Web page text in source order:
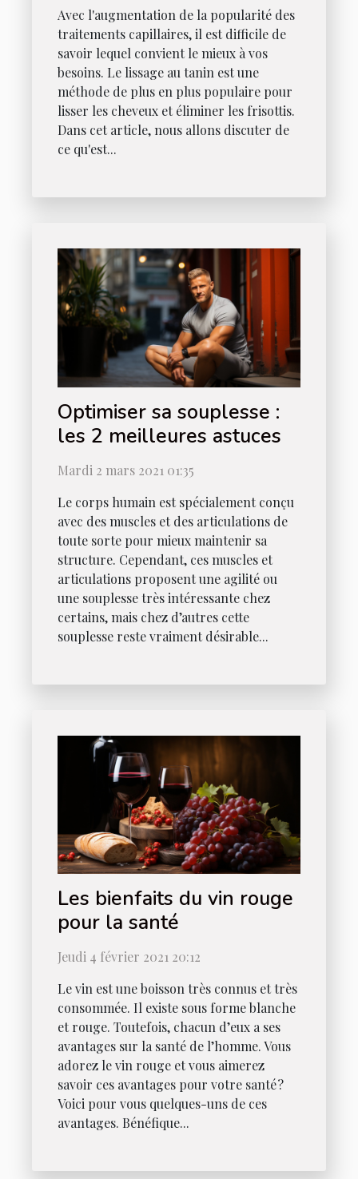
Avec l'augmentation de la popularité des
traitements capillaires, il est difficile de
savoir lequel convient le mieux à vos
besoins. Le lissage au tanin est une
méthode de plus en plus populaire pour
lisser les cheveux et éliminer les frisottis.
Dans cet article, nous allons discuter de
ce qu'est...
Optimiser sa souplesse :
les 2 meilleures astuces
Mardi 2 mars 2021 01:35
Le corps humain est spécialement conçu
avec des muscles et des articulations de
toute sorte pour mieux maintenir sa
structure. Cependant, ces muscles et
articulations proposent une agilité ou
une souplesse très intéressante chez
certains, mais chez d’autres cette
souplesse reste vraiment désirable...
Les bienfaits du vin rouge
pour la santé
Jeudi 4 février 2021 20:12
Le vin est une boisson très connus et très
consommée. Il existe sous forme blanche
et rouge. Toutefois, chacun d’eux a ses
avantages sur la santé de l’homme. Vous
adorez le vin rouge et vous aimerez
savoir ces avantages pour votre santé ?
Voici pour vous quelques-uns de ces
avantages. Bénéfique...